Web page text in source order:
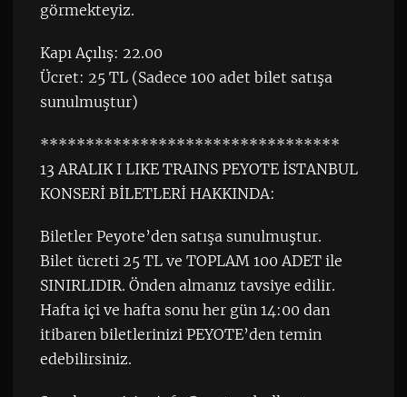
görmekteyiz.
Kapı Açılış: 22.00
Ücret: 25 TL (Sadece 100 adet bilet satışa
sunulmuştur)
*********************************
13 ARALIK I LIKE TRAINS PEYOTE İSTANBUL
KONSERİ BİLETLERİ HAKKINDA:
Biletler Peyote’den satışa sunulmuştur.
Bilet ücreti 25 TL ve TOPLAM 100 ADET ile
SINIRLIDIR. Önden almanız tavsiye edilir.
Hafta içi ve hafta sonu her gün 14:00 dan
itibaren biletlerinizi PEYOTE’den temin
edebilirsiniz.